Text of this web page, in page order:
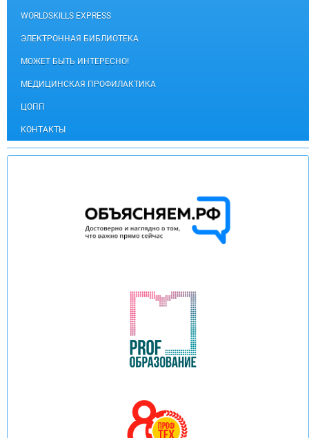
WORLDSKILLS EXPRESS
ЭЛЕКТРОННАЯ БИБЛИОТЕКА
МОЖЕТ БЫТЬ ИНТЕРЕСНО!
МЕДИЦИНСКАЯ ПРОФИЛАКТИКА
ЦОПП
КОНТАКТЫ